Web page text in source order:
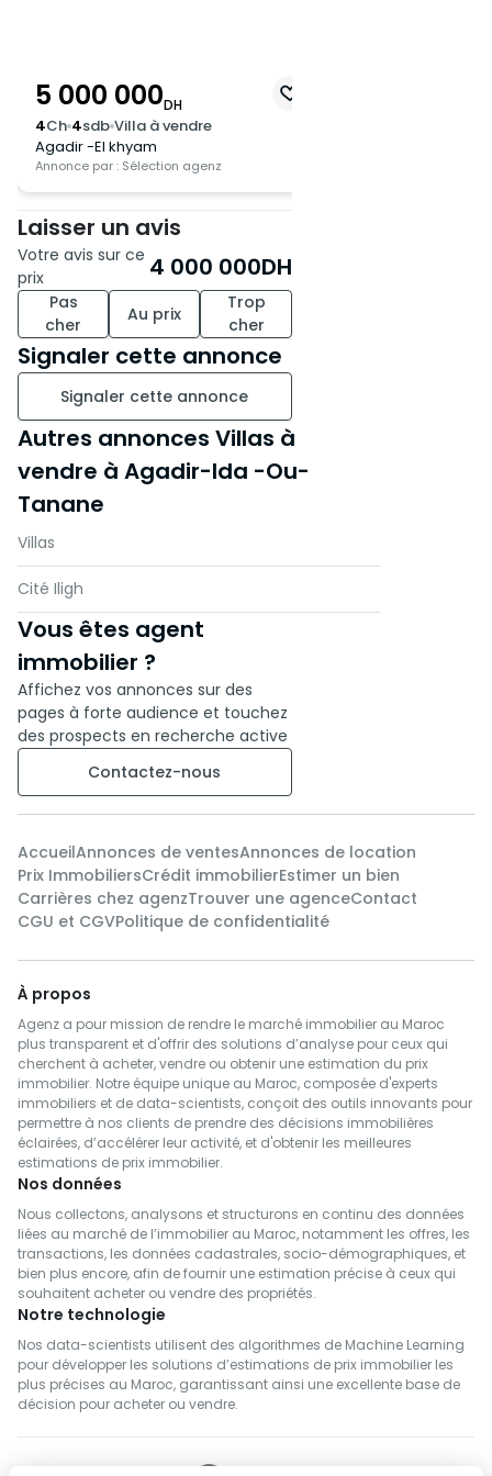
Un patio avec salle à manger,
baigné de lumière naturelle
Une cuisine moderne
entièrement équipée
1 suite parentale avec salle de
bain privée et rangements
1 WC invité
🔸 1er étage :
1 suite parentale avec salle de
bain privée, rangements et
terrasse privative avec vue
dégagée
2 chambres lumineuses avec
espaces de rangement
1 salle de bain avec WC
1 grande terrasse offrant une
vue imprenable sur les jardins
🔸 Sous-sol :
Un immense salon marocain
traditionnel, idéal pour les
réceptions, équipé de lavabos
Cette villa unique est une
cette opportunité
exceptionnelle !
5 000 000DH
4Ch 4sdb Villa à vendre
Agadir -El khyam
Annonce par : Sélection agenz
Laisser un avis
Votre avis sur ce
prix
4 000 000DH
Pas
cher
Au prix
Trop
cher
Signaler cette annonce
Signaler cette annonce
Autres annonces Villas à
vendre à Agadir-Ida -Ou-
Tanane
Villas
Cité Iligh
Vous êtes agent
immobilier ?
Affichez vos annonces sur des
pages à forte audience et touchez
des prospects en recherche active
Contactez-nous
AccueilAnnonces de ventesAnnonces de location
Prix ImmobiliersCrédit immobilierEstimer un bien
Carrières chez agenzTrouver une agenceContact
CGU et CGVPolitique de confidentialité
À propos
Agenz a pour mission de rendre le marché immobilier au Maroc
plus transparent et d'offrir des solutions d’analyse pour ceux qui
cherchent à acheter, vendre ou obtenir une estimation du prix
immobilier. Notre équipe unique au Maroc, composée d'experts
immobiliers et de data-scientists, conçoit des outils innovants pour
permettre à nos clients de prendre des décisions immobilières
éclairées, d’accélérer leur activité, et d'obtenir les meilleures
estimations de prix immobilier.
Nos données
Nous collectons, analysons et structurons en continu des données
liées au marché de l’immobilier au Maroc, notamment les offres, les
transactions, les données cadastrales, socio-démographiques, et
bien plus encore, afin de fournir une estimation précise à ceux qui
souhaitent acheter ou vendre des propriétés.
Notre technologie
Nos data-scientists utilisent des algorithmes de Machine Learning
pour développer les solutions d’estimations de prix immobilier les
plus précises au Maroc, garantissant ainsi une excellente base de
décision pour acheter ou vendre.